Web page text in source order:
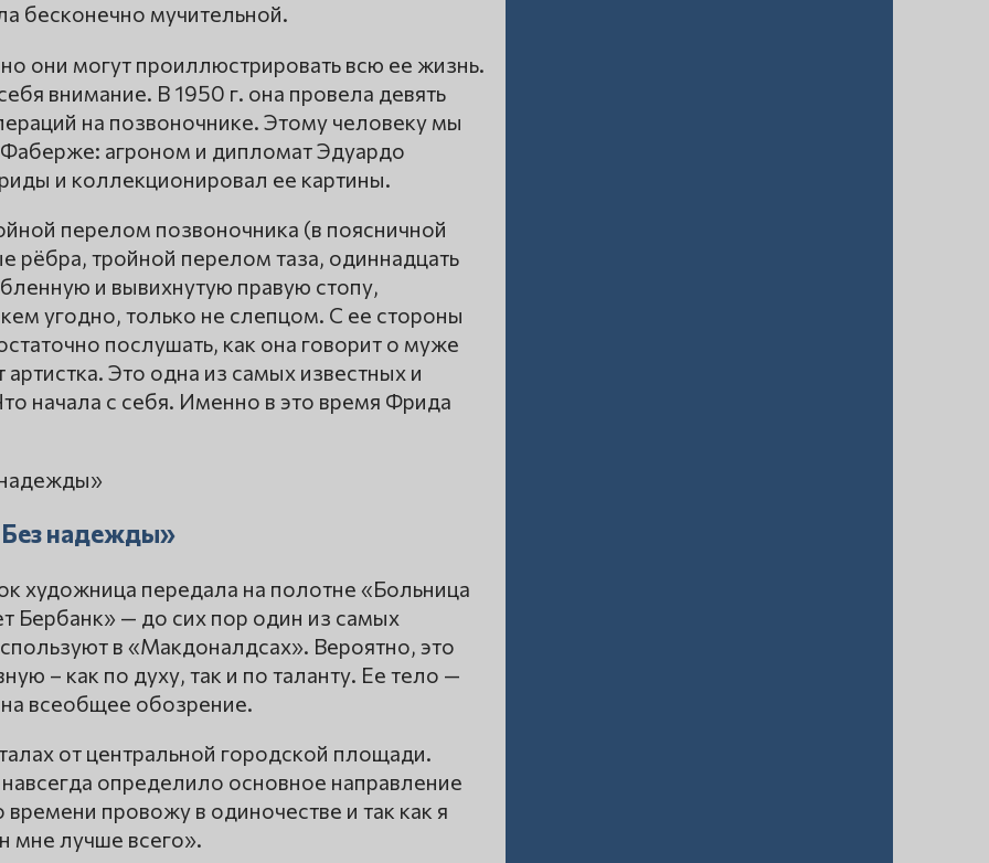
бесконечно мучительной.
они могут проиллюстрировать всю ее жизнь.
внимание. В 1950 г. она провела девять
на позвоночнике. Этому человеку мы
агроном и дипломат Эдуардо
и коллекционировал ее картины.
перелом позвоночника (в поясничной
тройной перелом таза, одиннадцать
и вывихнутую правую стопу,
угодно, только не слепцом. С ее стороны
послушать, как она говорит о муже
Это одна из самых известных и
начала с себя. Именно в это время Фрида
надежды»
художница передала на полотне «Больница
Бербанк» — до сих пор один из самых
в «Макдоналдсах». Вероятно, это
– как по духу, так и по таланту. Ее тело —
всеобщее обозрение.
от центральной городской площади.
определило основное направление
провожу в одиночестве и так как я
мне лучше всего».